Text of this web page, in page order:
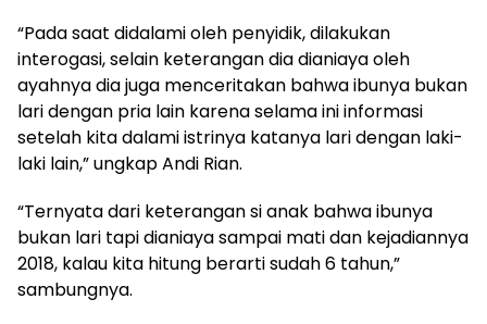
“Pada saat didalami oleh penyidik, dilakukan
interogasi, selain keterangan dia dianiaya oleh
ayahnya dia juga menceritakan bahwa ibunya bukan
lari dengan pria lain karena selama ini informasi
setelah kita dalami istrinya katanya lari dengan laki-
laki lain,” ungkap Andi Rian.
“Ternyata dari keterangan si anak bahwa ibunya
bukan lari tapi dianiaya sampai mati dan kejadiannya
2018, kalau kita hitung berarti sudah 6 tahun,”
sambungnya.